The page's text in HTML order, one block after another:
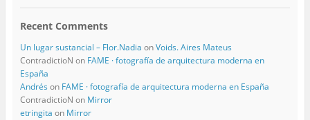
Recent Comments
Un lugar sustancial – Flor.Nadia onVoids. Aires Mateus
ContradictioN on FAME · fotografía de arquitectura moderna en
España
Andrés on FAME · fotografía de arquitectura moderna en España
ContradictioN on Mirror
etringita on Mirror